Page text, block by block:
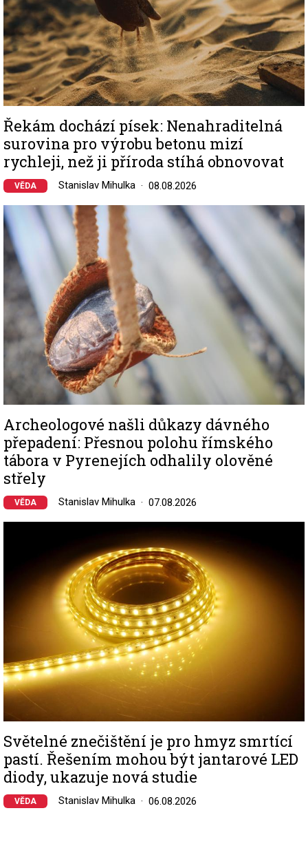
Řekám dochází písek: Nenahraditelná
surovina pro výrobu betonu mizí
rychleji, než ji příroda stíhá obnovovat
VĚDA Stanislav Mihulka 08.08.2026
Image
Archeologové našli důkazy dávného
přepadení: Přesnou polohu římského
tábora v Pyrenejích odhalily olověné
střely
VĚDA Stanislav Mihulka 07.08.2026
Světelné znečištění je pro hmyz smrtící
pastí. Řešením mohou být jantarové LED
diody, ukazuje nová studie
VĚDA Stanislav Mihulka 06.08.2026